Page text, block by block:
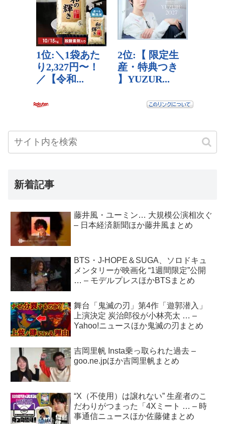
新着記事
藤井風・ユーミン… 大規模公演相次ぐ
– 日本経済新聞ほか藤井風まとめ
BTS・J-HOPE＆SUGA、ソロドキュ
メンタリーが映画化 “1週間限定”公開
… – モデルプレスほかBTSまとめ
舞台「鬼滅の刃」第4作「遊郭潜入」
上演決定 炭治郎役が小林亮太 … –
Yahoo!ニュースほか鬼滅の刃まとめ
吉岡里帆 Insta乗っ取られた過去 –
goo.ne.jpほか吉岡里帆まとめ
“X（不使用）は譲れない” 生産者のこ
だわりがつまった「4Xミート … – 時
事通信ニュースほか佐藤健まとめ